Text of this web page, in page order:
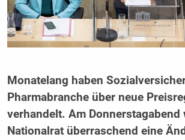
Monatelang haben
Pharmabranche über neue
verhandelt. Am Donnerstagabend
Nationalrat überraschend eine